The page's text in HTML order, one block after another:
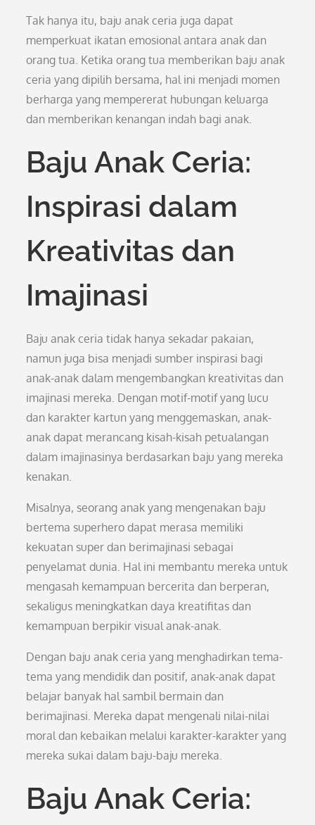
Tak hanya itu, baju anak ceria juga dapat
memperkuat ikatan emosional antara anak dan
orang tua. Ketika orang tua memberikan baju anak
ceria yang dipilih bersama, hal ini menjadi momen
berharga yang mempererat hubungan keluarga
dan memberikan kenangan indah bagi anak.
Baju Anak Ceria:
Inspirasi dalam
Kreativitas dan
Imajinasi
Baju anak ceria tidak hanya sekadar pakaian,
namun juga bisa menjadi sumber inspirasi bagi
anak-anak dalam mengembangkan kreativitas dan
imajinasi mereka. Dengan motif-motif yang lucu
dan karakter kartun yang menggemaskan, anak-
anak dapat merancang kisah-kisah petualangan
dalam imajinasinya berdasarkan baju yang mereka
kenakan.
Misalnya, seorang anak yang mengenakan baju
bertema superhero dapat merasa memiliki
kekuatan super dan berimajinasi sebagai
penyelamat dunia. Hal ini membantu mereka untuk
mengasah kemampuan bercerita dan berperan,
sekaligus meningkatkan daya kreatifitas dan
kemampuan berpikir visual anak-anak.
Dengan baju anak ceria yang menghadirkan tema-
tema yang mendidik dan positif, anak-anak dapat
belajar banyak hal sambil bermain dan
berimajinasi. Mereka dapat mengenali nilai-nilai
moral dan kebaikan melalui karakter-karakter yang
mereka sukai dalam baju-baju mereka.
Baju Anak Ceria: